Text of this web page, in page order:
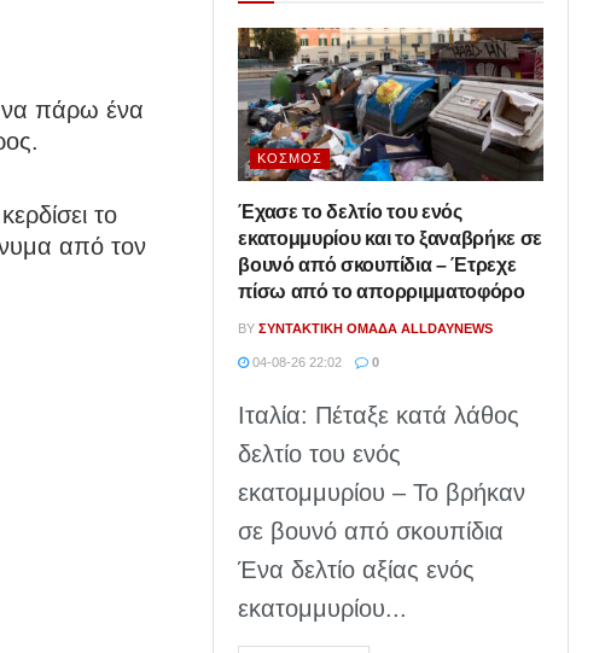
να πάρω ένα
το
από τον
ΚΌΣΜΟΣ
Έχασε το δελτίο του ενός
εκατομμυρίου και το ξαναβρήκε σε
βουνό από σκουπίδια – Έτρεχε
πίσω από το απορριμματοφόρο
BY ΣΥΝΤΑΚΤΙΚΉ ΟΜΆΔΑ ALLDAYNEWS
04-08-26 22:02 0
Ιταλία: Πέταξε κατά λάθος
δελτίο του ενός
εκατομμυρίου – Το βρήκαν
σε βουνό από σκουπίδια
Ένα δελτίο αξίας ενός
εκατομμυρίου...